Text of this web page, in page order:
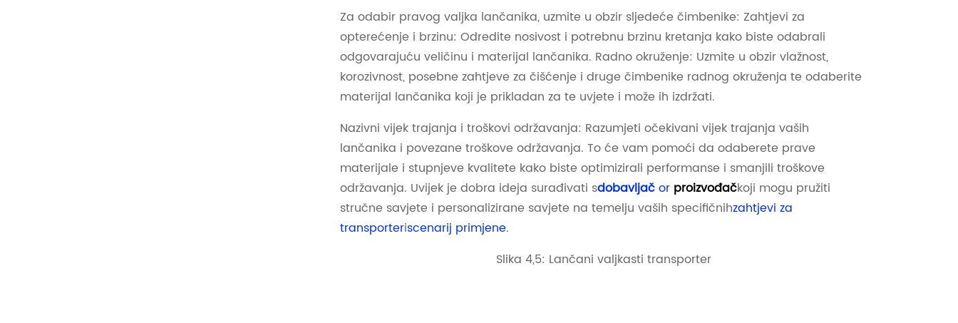
Za odabir pravog valjka lančanika, uzmite u obzir sljedeće čimbenike: Zahtjevi za
opterećenje i brzinu: Odredite nosivost i potrebnu brzinu kretanja kako biste odabrali
odgovarajuću veličinu i materijal lančanika. Radno okruženje: Uzmite u obzir vlažnost,
korozivnost, posebne zahtjeve za čišćenje i druge čimbenike radnog okruženja te odaberite
materijal lančanika koji je prikladan za te uvjete i može ih izdržati.
Nazivni vijek trajanja i troškovi održavanja: Razumjeti očekivani vijek trajanja vaših
lančanika i povezane troškove održavanja. To će vam pomoći da odaberete prave
materijale i stupnjeve kvalitete kako biste optimizirali performanse i smanjili troškove
održavanja. Uvijek je dobra ideja surađivati ​​sdobavljačor proizvođačkoji mogu pružiti
stručne savjete i personalizirane savjete na temelju vaših specifičnihzahtjevi za
transporteriscenarij primjene.
Slika 4,5: Lančani valjkasti transporter